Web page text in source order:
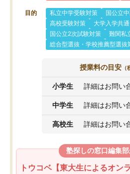
目的 私立中学受験対策
国公立
高校受験対策
大学入学共
国公立2次試験対策
難関私
総合型選抜・学校推薦型選抜
授業料の目安 （
小学生 詳細はお問い
中学生 詳細はお問い
高校生 詳細はお問い
塾探しの窓口編集
トウコベ【東大生によるオン